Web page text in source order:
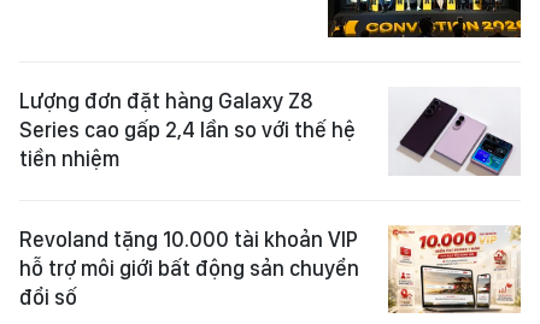
Lượng đơn đặt hàng Galaxy Z8
Series cao gấp 2,4 lần so với thế hệ
tiền nhiệm
Revoland tặng 10.000 tài khoản VIP
hỗ trợ môi giới bất động sản chuyển
đổi số